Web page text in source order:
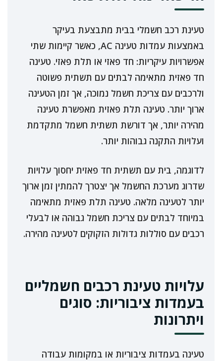
טעינת רכב חשמלי בבית מתבצעת בעיקר
באמצעות עמדות טעינה AC, כאשר קיימות שתי
אפשרויות עיקריות: חד פאזי או תלת פאזי. טעינה
חד פאזית מתאימה לבתים עם תשתית פשוטה
ולרכבים עם צריכת חשמל נמוכה, אך זמן הטעינה
ארוך יותר. טעינה תלת פאזית מאפשרת טעינה
מהירה יותר, אך דורשת תשתית חשמל מתקדמת
ועלויות התקנה גבוהות יותר.
לדוגמה, בית עם תשתית חד פאזית יחסוך עלויות
שדרוג מערכת החשמל אך יצטרך להמתין זמן ארוך
יותר לטעינה מלאה. טעינה תלת פאזית מתאימה
במיוחד לבתים עם צריכת חשמל גבוהה או לבעלי
רכבים עם סוללות גדולות הזקוקים לטעינה מהירה.
עלויות טעינת רכבים חשמליים
בעמדות ציבוריות: סוגים
ויתרונות
טעינה בעמדות ציבוריות או במקומות עבודה